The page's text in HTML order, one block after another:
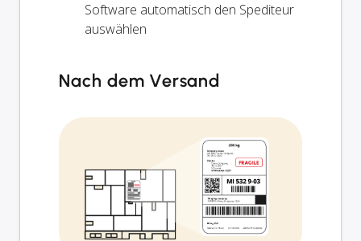
Software automatisch den Spediteur
auswählen
Nach dem Versand